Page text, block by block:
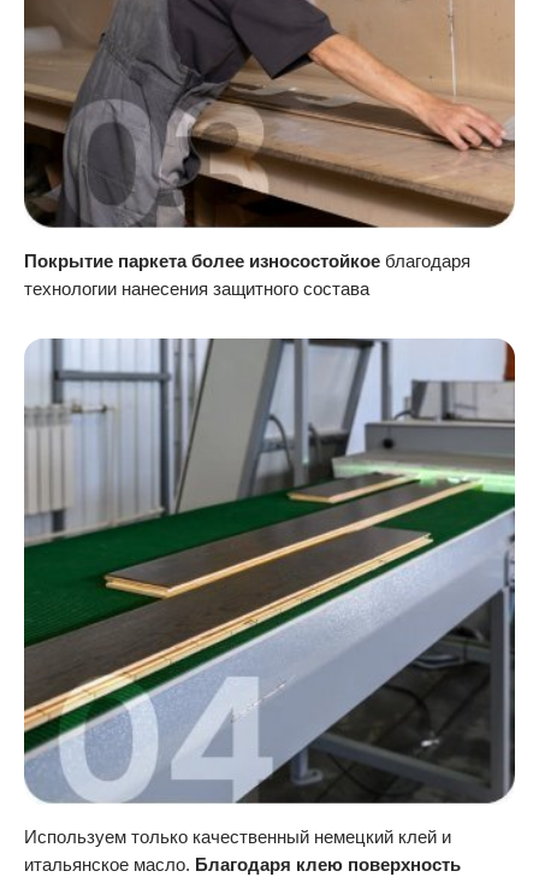
Покрытие паркета более износостойкое благодаря
технологии нанесения защитного состава
Используем только качественный немецкий клей и
итальянское масло. Благодаря клею поверхность